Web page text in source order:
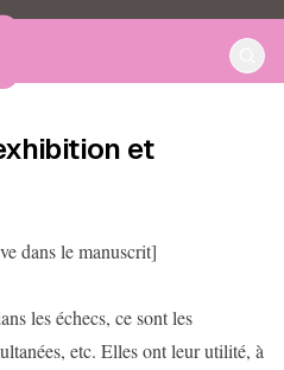
et
dans le manuscrit]
les échecs, ce sont les
etc. Elles ont leur utilité, à